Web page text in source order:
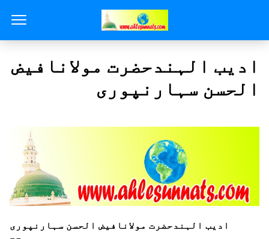
ادیب الہندحضرت مولانافیض
الحسن سہارنپوری​
ادیب الہندحضرت مولانافیض الحسن سہارنپوری